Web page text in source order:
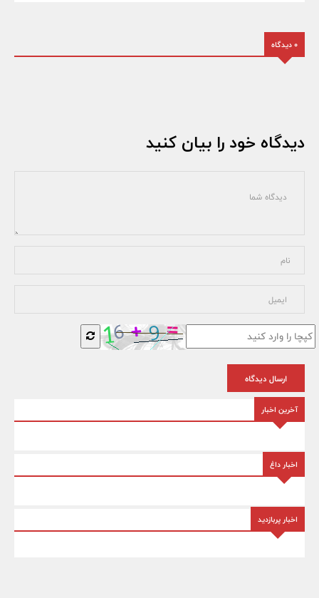
0 دیدگاه
دیدگاه خود را بیان کنید
ارسال دیدگاه
آخرین اخبار
اخبار داغ
اخبار پربازدید